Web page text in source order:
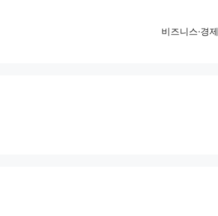
비즈니스·경제